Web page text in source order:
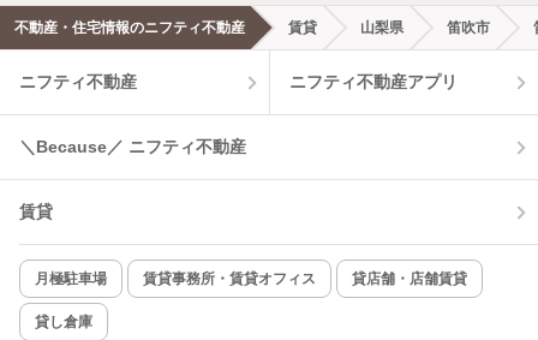
エアコンあり 都市ガス
温水洗浄便座 オートロック
コンロ2口以上
新着のみ インターネット無料
該当件数:
不動産・住宅情報のニフティ不動産 賃貸 山梨県 笛吹市
ニフティ不動産 ニフティ不動産アプリ
＼Because／ ニフティ不動産
賃貸
月極駐車場 賃貸事務所・賃貸オフィス 貸店舗・店舗賃貸
貸し倉庫